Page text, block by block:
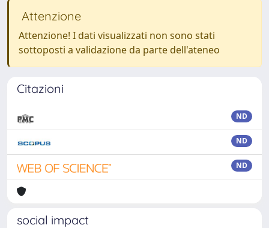
Attenzione
Attenzione! I dati visualizzati non sono stati
sottoposti a validazione da parte dell'ateneo
Citazioni
ND
ND
ND
social impact